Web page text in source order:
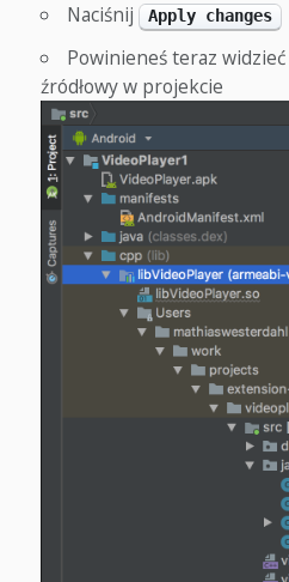
Naciśnij Apply changes
Powinieneś teraz
źródłowy w projekcie